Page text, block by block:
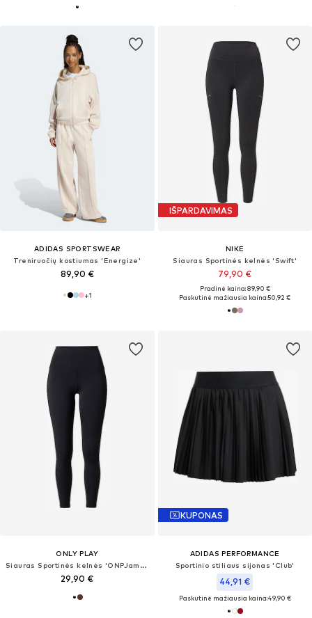
ADIDAS SPORTSWEAR
Treniruočių kostiumas 'Energize'
89,90 €
+1
IŠPARDAVIMAS
NIKE
Siauras Sportinės kelnės 'Swift'
79,90 €
Pradinė kaina: 89,90 €
Paskutinė mažiausia kaina:50,92 €
ONLY PLAY
Siauras Sportinės kelnės 'ONPJam-2-Mina'
29,90 €
KUPONAS
ADIDAS PERFORMANCE
Sportinio stiliaus sijonas 'Club'
44,91 €
Paskutinė mažiausia kaina:49,90 €